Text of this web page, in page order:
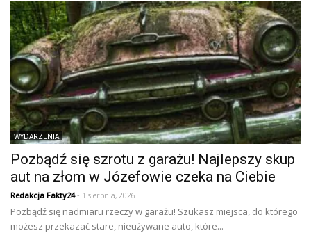
WYDARZENIA
Pozbądź się szrotu z garażu! Najlepszy skup
aut na złom w Józefowie czeka na Ciebie
Redakcja Fakty24- 1 sierpnia, 2026
Pozbądź się nadmiaru rzeczy w garażu! Szukasz miejsca, do którego
możesz przekazać stare, nieużywane auto, które...